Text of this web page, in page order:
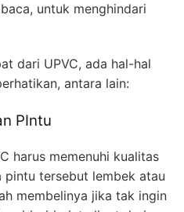
untuk menghindari
dari UPVC, ada hal-hal
antara lain:
PIntu
harus memenuhi kualitas
tersebut lembek atau
membelinya jika tak ingin